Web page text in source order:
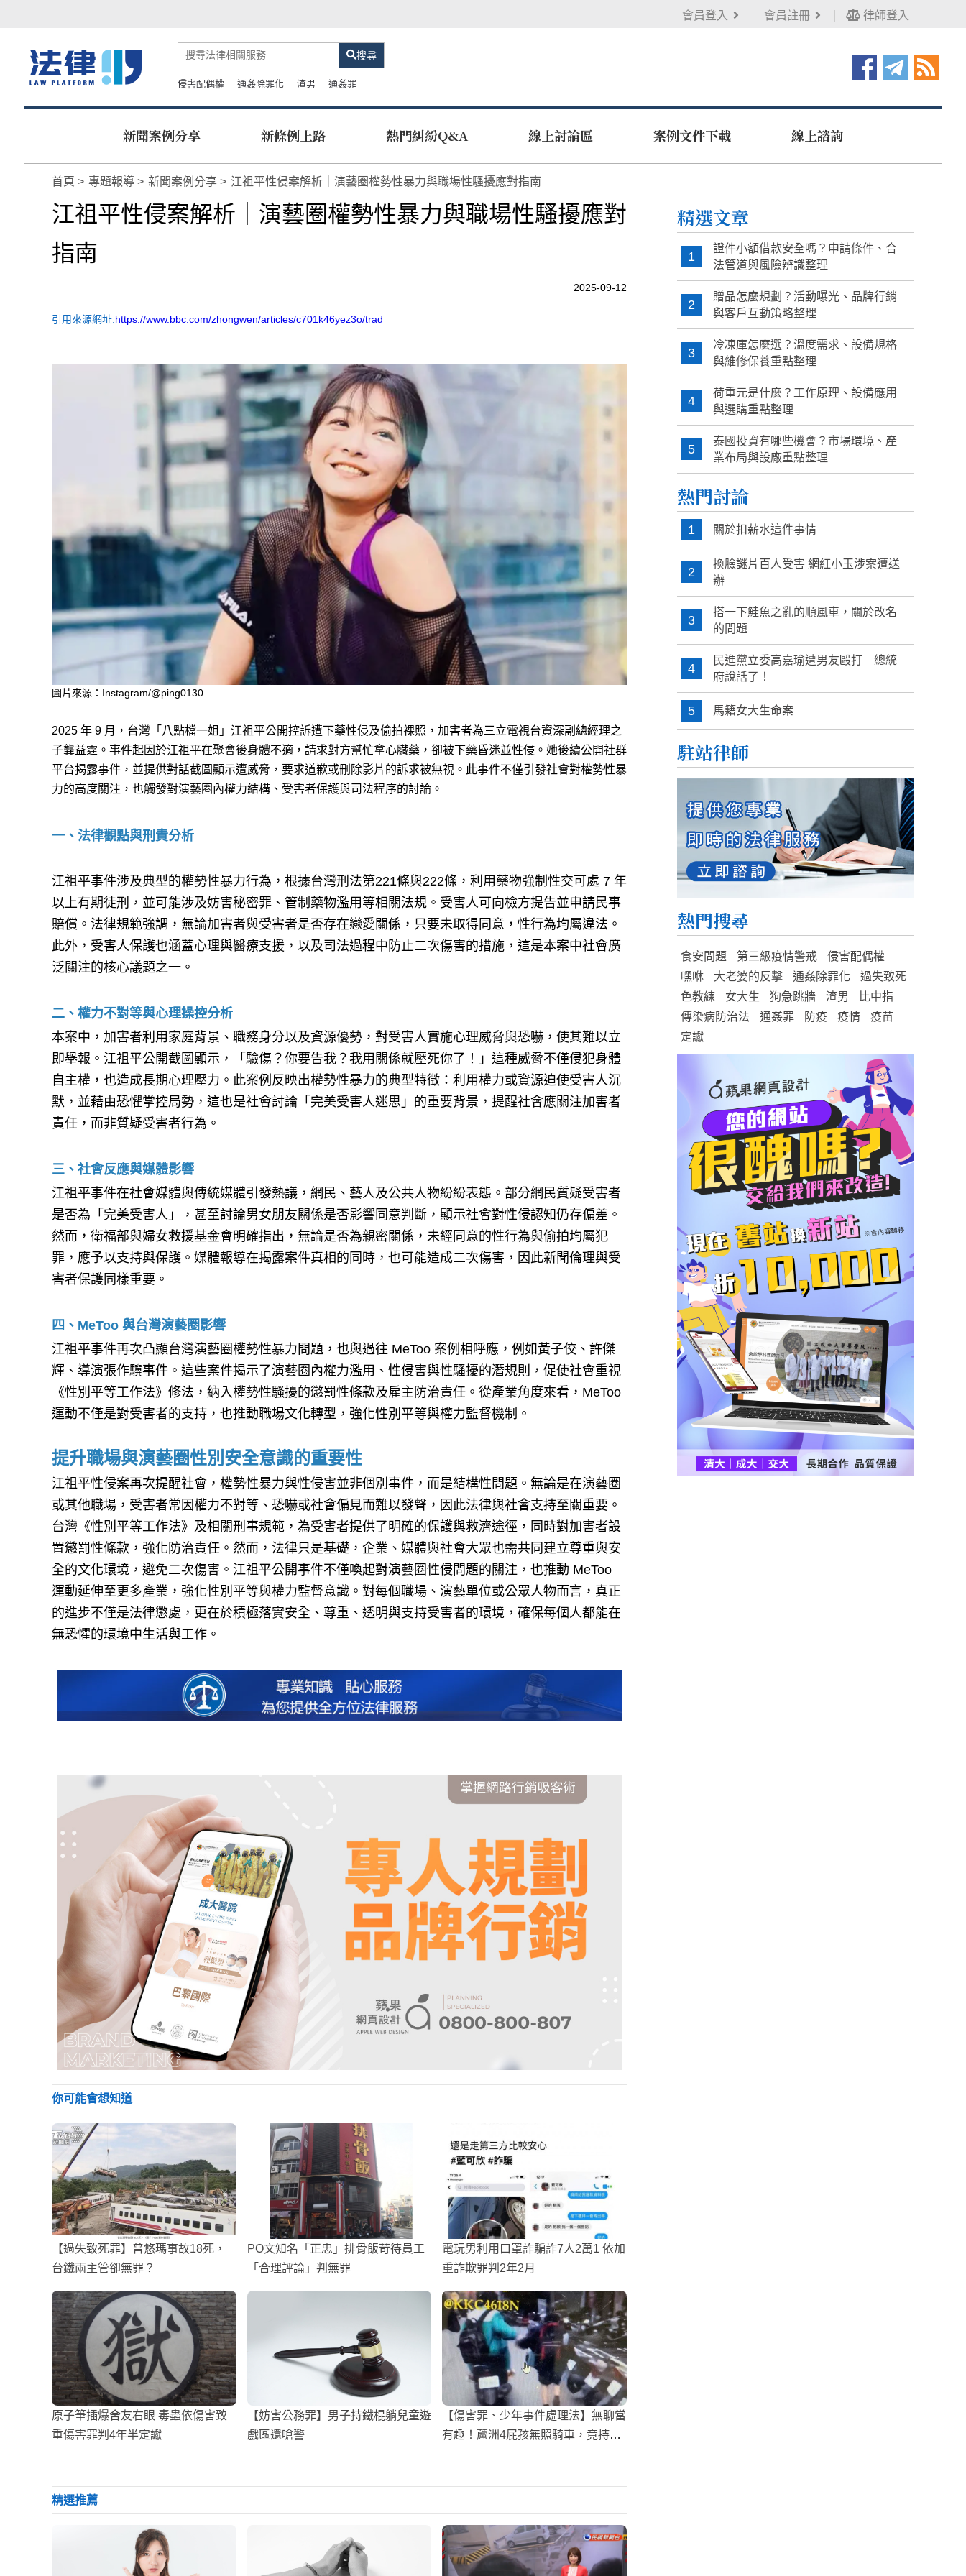
會員登入 會員註冊 律師登入
搜尋
侵害配偶權 通姦除罪化 渣男 通姦罪
新聞案例分享 新條例上路 熱門糾紛Q&A 線上討論區 案例文件下載 線上諮詢
首頁 專題報導 新聞案例分享 江祖平性侵案解析｜演藝圈權勢性暴力與職場性騷擾應對指南
江祖平性侵案解析｜演藝圈權勢性暴力與職場性騷擾應對
指南
2025-09-12
引用來源網址:https://www.bbc.com/zhongwen/articles/c701k46yez3o/trad
圖片來源：Instagram/@ping0130
2025 年 9 月，台灣「八點檔一姐」江祖平公開控訴遭下藥性侵及偷拍裸照，加害者為三立電視台資深副總經理之
子龔益霆。事件起因於江祖平在聚會後身體不適，請求對方幫忙拿心臟藥，卻被下藥昏迷並性侵。她後續公開社群
平台揭露事件，並提供對話截圖顯示遭威脅，要求道歉或刪除影片的訴求被無視。此事件不僅引發社會對權勢性暴
力的高度關注，也觸發對演藝圈內權力結構、受害者保護與司法程序的討論。
一、法律觀點與刑責分析
江祖平事件涉及典型的權勢性暴力行為，根據台灣刑法第221條與222條，利用藥物強制性交可處 7 年
以上有期徒刑，並可能涉及妨害秘密罪、管制藥物濫用等相關法規。受害人可向檢方提告並申請民事
賠償。法律規範強調，無論加害者與受害者是否存在戀愛關係，只要未取得同意，性行為均屬違法。
此外，受害人保護也涵蓋心理與醫療支援，以及司法過程中防止二次傷害的措施，這是本案中社會廣
泛關注的核心議題之一。
二、權力不對等與心理操控分析
本案中，加害者利用家庭背景、職務身分以及資源優勢，對受害人實施心理威脅與恐嚇，使其難以立
即舉報。江祖平公開截圖顯示，「驗傷？你要告我？我用關係就壓死你了！」這種威脅不僅侵犯身體
自主權，也造成長期心理壓力。此案例反映出權勢性暴力的典型特徵：利用權力或資源迫使受害人沉
默，並藉由恐懼掌控局勢，這也是社會討論「完美受害人迷思」的重要背景，提醒社會應關注加害者
責任，而非質疑受害者行為。
三、社會反應與媒體影響
江祖平事件在社會媒體與傳統媒體引發熱議，網民、藝人及公共人物紛紛表態。部分網民質疑受害者
是否為「完美受害人」，甚至討論男女朋友關係是否影響同意判斷，顯示社會對性侵認知仍存偏差。
然而，衛福部與婦女救援基金會明確指出，無論是否為親密關係，未經同意的性行為與偷拍均屬犯
罪，應予以支持與保護。媒體報導在揭露案件真相的同時，也可能造成二次傷害，因此新聞倫理與受
害者保護同樣重要。
四、MeToo 與台灣演藝圈影響
江祖平事件再次凸顯台灣演藝圈權勢性暴力問題，也與過往 MeToo 案例相呼應，例如黃子佼、許傑
輝、導演張作驥事件。這些案件揭示了演藝圈內權力濫用、性侵害與性騷擾的潛規則，促使社會重視
《性別平等工作法》修法，納入權勢性騷擾的懲罰性條款及雇主防治責任。從產業角度來看，MeToo
運動不僅是對受害者的支持，也推動職場文化轉型，強化性別平等與權力監督機制。
提升職場與演藝圈性別安全意識的重要性
江祖平性侵案再次提醒社會，權勢性暴力與性侵害並非個別事件，而是結構性問題。無論是在演藝圈
或其他職場，受害者常因權力不對等、恐嚇或社會偏見而難以發聲，因此法律與社會支持至關重要。
台灣《性別平等工作法》及相關刑事規範，為受害者提供了明確的保護與救濟途徑，同時對加害者設
置懲罰性條款，強化防治責任。然而，法律只是基礎，企業、媒體與社會大眾也需共同建立尊重與安
全的文化環境，避免二次傷害。江祖平公開事件不僅喚起對演藝圈性侵問題的關注，也推動 MeToo
運動延伸至更多產業，強化性別平等與權力監督意識。對每個職場、演藝單位或公眾人物而言，真正
的進步不僅是法律懲處，更在於積極落實安全、尊重、透明與支持受害者的環境，確保每個人都能在
無恐懼的環境中生活與工作。
你可能會想知道
【過失致死罪】普悠瑪事故18死，
台鐵兩主管卻無罪？
PO文知名「正忠」排骨飯苛待員工
「合理評論」判無罪
電玩男利用口罩詐騙詐7人2萬1 依加
重詐欺罪判2年2月
原子筆插爆舍友右眼 毒蟲依傷害致
重傷害罪判4年半定讞
【妨害公務罪】男子持鐵棍躺兒童遊
戲區還嗆警
【傷害罪、少年事件處理法】無聊當
有趣！蘆洲4屁孩無照騎車，竟持
精選推薦
精選文章
1
證件小額借款安全嗎？申請條件、合
法管道與風險辨識整理
2
贈品怎麼規劃？活動曝光、品牌行銷
與客戶互動策略整理
3
冷凍庫怎麼選？溫度需求、設備規格
與維修保養重點整理
4
荷重元是什麼？工作原理、設備應用
與選購重點整理
5
泰國投資有哪些機會？市場環境、產
業布局與設廠重點整理
熱門討論
1 關於扣薪水這件事情
2
換臉謎片百人受害 網紅小玉涉案遭送
辦
3
搭一下鮭魚之亂的順風車，關於改名
的問題
4
民進黨立委高嘉瑜遭男友毆打 總統
府說話了！
5 馬籍女大生命案
駐站律師
熱門搜尋
食安問題 第三級疫情警戒
侵害配偶權
嘿咻
大老婆的反擊 通姦除罪化
過失致死
色教練
女大生 狗急跳牆 渣男
比中指
傳染病防治法
通姦罪 防疫 疫情
疫苗
定讞